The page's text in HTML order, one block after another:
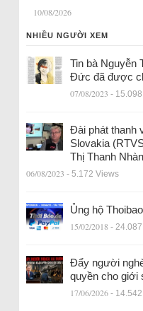
10/08/2026
NHIỀU NGƯỜI XEM
Tin bà Nguyễn
Đức đã được
07/08/2023 -
Đài phát thanh
Slovakia
Thị Thanh
06/08/2023 - 5.172 Views
Ủng hộ
15/02/2018 -
Đẩy người
quyền cho giới
17/06/2026 -